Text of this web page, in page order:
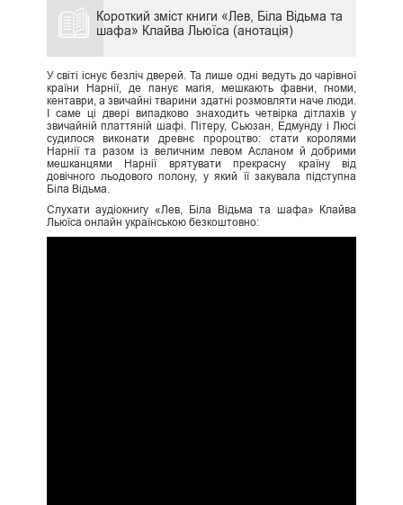
Короткий зміст книги «Лев, Біла Відьма та
шафа» Клайва Льюїса (анотація)
У світі існує безліч дверей. Та лише одні ведуть до чарівної
країни Нарнії, де панує магія, мешкають фавни, гноми,
кентаври, а звичайні тварини здатні розмовляти наче люди.
І саме ці двері випадково знаходить четвірка дітлахів у
звичайній платтяній шафі. Пітеру, Сьюзан, Едмунду і Люсі
судилося виконати древнє пророцтво: стати королями
Нарнії та разом із величним левом Асланом й добрими
мешканцями Нарнії врятувати прекрасну країну від
довічного льодового полону, у який її закувала підступна
Біла Відьма.
Слухати аудіокнигу «Лев, Біла Відьма та шафа» Клайва
Льюїса онлайн українською безкоштовно: